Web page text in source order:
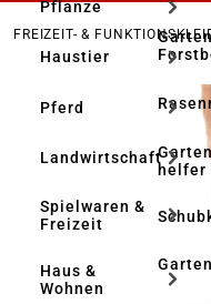
Pflanze
Haustier
Pferd
Landwirtschaft
Spielwaren &
Freizeit
Haus &
Wohnen
helfer
FREIZEIT- &
Bildergalerie